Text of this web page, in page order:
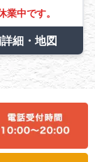
業中です。
細・地図